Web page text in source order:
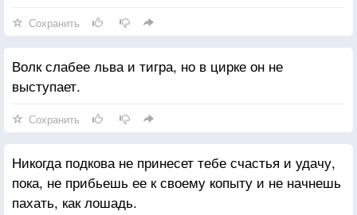
Сохранить
Волк слабее льва и тигра, но в цирке он не
выступает.
Сохранить
Никогда подкова не принесет тебе счастья и удачу,
пока, не прибьешь ее к своему копыту и не начнешь
пахать, как лошадь.